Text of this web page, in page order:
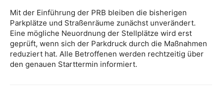
Mit der Einführung der PRB bleiben die bisherigen
Parkplätze und Straßenräume zunächst unverändert.
Eine mögliche Neuordnung der Stellplätze wird erst
geprüft, wenn sich der Parkdruck durch die Maßnahmen
reduziert hat. Alle Betroffenen werden rechtzeitig über
den genauen Starttermin informiert.